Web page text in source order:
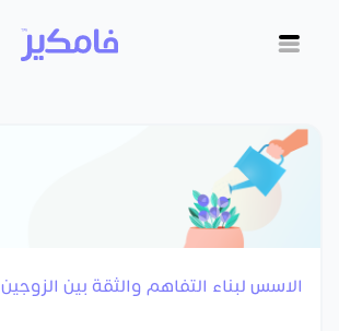
الاسس لبناء التفاهم والثقة بين الزوجين